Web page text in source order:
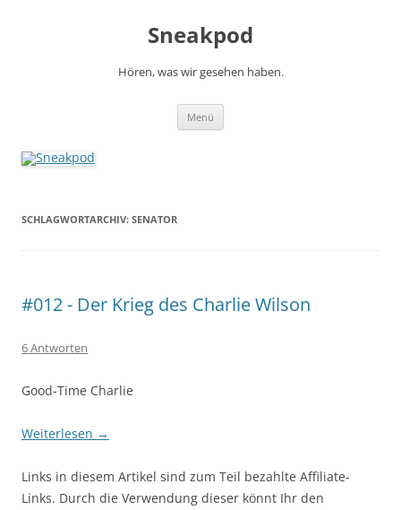
Sneakpod
Hören, was wir gesehen haben.
Menü
SCHLAGWORTARCHIV: SENATOR
#012 - Der Krieg des Charlie Wilson
6 Antworten
Good-Time Charlie
Weiterlesen →
Links in diesem Artikel sind zum Teil bezahlte Affiliate-
Links. Durch die Verwendung dieser könnt Ihr den